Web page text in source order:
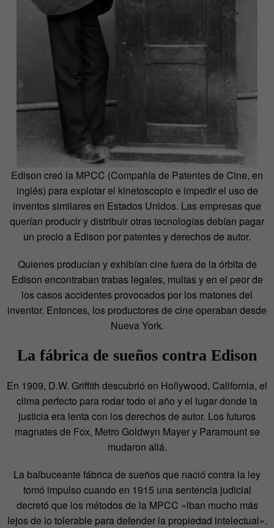
Edison creó la MPCC (Compañía de Patentes de Cine, en
inglés) para explotar el kinetoscopio e impedir el uso de
inventos similares en Estados Unidos. Las empresas que
querían producir y distribuir otras tecnologías debían pagar
un precio a Edison por patentes y derechos de autor.
Quienes producían y exhibían cine fuera de la órbita de
Edison encontraban trabas legales, multas y en el peor de
los casos accidentes provocados por los matones del
inventor. Entonces, los productores de cine operaban desde
Nueva York.
La fábrica de sueños contra Edison
En 1909, D.W. Griffith descubrió en Hollywood, California, el
clima perfecto para rodar todo el año y el lugar donde la
justicia era lenta con los derechos de autor. Los futuros
magnates de Fox, Metro Goldwyn Mayer y Paramount se
mudaron allá.
La balbuceante fábrica de sueños que nació contra la ley
tomó impulso cuando en 1915 una sentencia judicial
decretó que los métodos de la MPCC «iban mucho más
lejos de lo tolerable para defender la propiedad intelectual».